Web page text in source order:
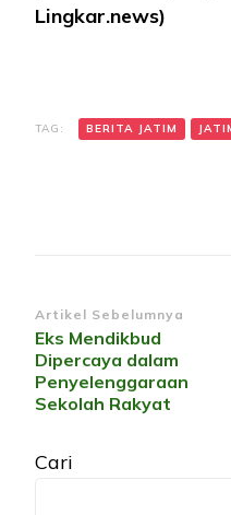
Lingkar.news)
TAG: BERITA JATIM
Navigasi
Artikel
Artikel Sebelumnya
Eks Mendikbud
Dipercaya dalam
Penyelenggaraan
Sekolah Rakyat
Cari